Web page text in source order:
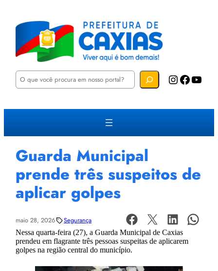
P
u
a
Instagram Facebook YouTube
Guarda Municipal
prende três suspeitos de
aplicar golpes
maio 28, 2026 Segurança
Nessa quarta-feira (27), a Guarda Municipal de Caxias
prendeu em flagrante três pessoas suspeitas de aplicarem
golpes na região central do município.